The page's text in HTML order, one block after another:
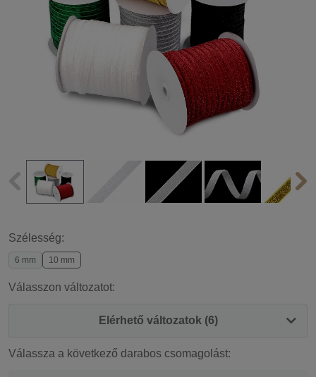
Szélesség:
6 mm 10 mm
Válasszon változatot:
Elérhető változatok (6)
Válassza a következő darabos csomagolást: